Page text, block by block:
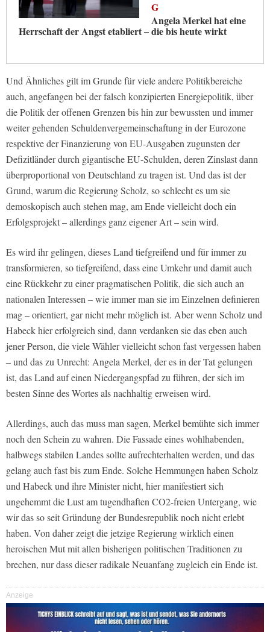
G
Angela Merkel hat eine
Herrschaft der Angst etabliert – die bis heute wirkt
Und Ähnliches gilt im Grunde für viele andere Politikbereiche
auch, angefangen bei der falsch konzipierten Energiepolitik, über
die Politik der offenen Grenzen bis hin zur bewussten und immer
weiter gehenden Schuldenvergemeinschaftung in der Eurozone
respektive der Finanzierung von EU-Ausgaben zugunsten der
Defizitländer durch gigantische EU-Schulden, deren Zinslast dann
überproportional von Deutschland zu tragen ist. Und das ist der
Grund, warum die Regierung Scholz, so schlecht es um sie
demoskopisch auch stehen mag, am Ende vielleicht doch ein
Erfolgsprojekt – allerdings ganz eigener Art – sein wird.
Es wird ihr gelingen, dieses Land tiefgreifend und für immer zu
transformieren, so tiefgreifend, dass eine Umkehr und damit auch
eine Rückkehr zu einer pragmatischen Politik, die sich auch an
nationalen Interessen – wie immer man sie im Einzelnen definieren
mag – orientiert, gar nicht mehr möglich ist. Aber wenn Scholz und
Habeck hier erfolgreich sind, dann verdanken sie das eben auch
jener Person, die viele Wähler vielleicht schon fast vergessen haben
– und das zu Unrecht: Angela Merkel, der es in der Tat gelungen
ist, das Land auf einen Niedergangspfad zu führen, der sich im
besten Sinne des Wortes als nachhaltig erweisen wird.
Allerdings, auch das muss man sagen, Merkel bemühte sich immer
noch den Schein zu wahren. Die Fassade eines wohlhabenden,
halbwegs stabilen Landes sollte aufrechterhalten werden, und das
gelang auch fast bis zum Ende. Solche Hemmungen haben Scholz
und Habeck und ihre Minister nicht, hier manifestiert sich
ungehemmt die Lust am tugendhaften CO2-freien Untergang, wie
wir das so seit Gründung der Bundesrepublik noch nicht erlebt
haben. Von daher zeigt die jetzige Regierung wirklich einen
heroischen Mut mit allen bisherigen politischen Traditionen zu
brechen, nur dass dieser radikale Neuanfang zugleich ein Ende ist.
Anzeige